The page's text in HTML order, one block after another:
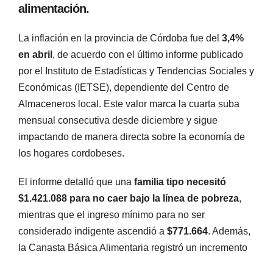
alimentación.
La inflación en la provincia de Córdoba fue del 3,4%
en abril , de acuerdo con el último informe publicado
por el Instituto de Estadísticas y Tendencias Sociales y
Económicas (IETSE), dependiente del Centro de
Almaceneros local. Este valor marca la cuarta suba
mensual consecutiva desde diciembre y sigue
impactando de manera directa sobre la economía de
los hogares cordobeses.
El informe detalló que una familia tipo necesitó
$1.421.088 para no caer bajo la línea de pobreza,
mientras que el ingreso mínimo para no ser
considerado indigente ascendió a $771.664. Además,
la Canasta Básica Alimentaria registró un incremento